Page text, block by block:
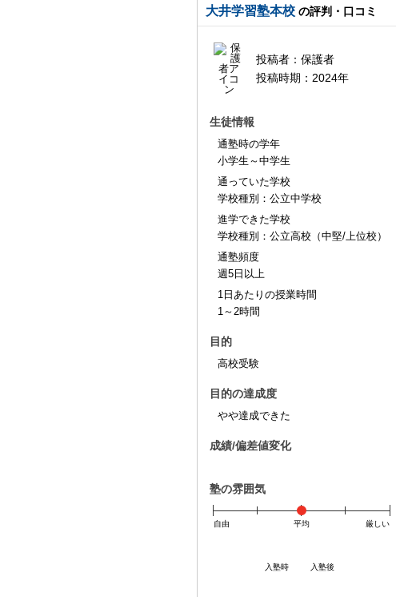
大井学習塾本校 の評判・口コミ
投稿者： 保護者
投稿時期： 2024年
生徒情報
通塾時の学年
小学生～中学生
通っていた学校
学校種別：公立中学校
進学できた学校
学校種別：公立高校（中堅/上位校）
通塾頻度
週5日以上
1日あたりの授業時間
1～2時間
目的
高校受験
目的の達成度
やや達成できた
成績/偏差値変化
入塾時 入塾後
塾の雰囲気
自由 平均 厳しい